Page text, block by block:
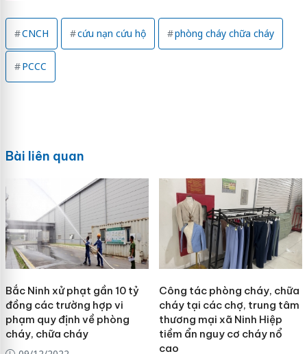
CNCH cứu nạn cứu hộ phòng cháy chữa cháy
PCCC
Bài liên quan
Bắc Ninh xử phạt gần 10 tỷ
đồng các trường hợp vi
phạm quy định về phòng
cháy, chữa cháy
Công tác phòng cháy, chữa
cháy tại các chợ, trung tâm
thương mại xã Ninh Hiệp
tiềm ẩn nguy cơ cháy nổ
cao